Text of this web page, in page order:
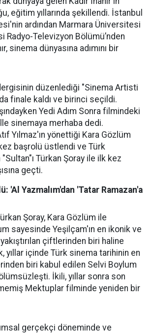
eğitim yıllarında şekillendi. İstanbul
ardından Marmara Üniversitesi
Radyo-Televizyon Bölümü’nden
sinema dünyasına adımını bir
düzenlediği "Sinema Artisti
finale kaldı ve birinci seçildi.
Yedi Adım Sonra filmindeki
sinemaya merhaba dedi.
Yılmaz'ın yönettiği Kara Gözlüm
başrolü üstlendi ve Türk
"Sultan"ı Türkan Şoray ile ilk kez
geçti.
'Al Yazmalım'dan 'Tatar Ramazan'a
Şoray, Kara Gözlüm ile
sayesinde Yeşilçam'ın en ikonik ve
çiftlerinden biri haline
yıllar içinde Türk sinema tarihinin en
biri kabul edilen Selvi Boylum
İkili, yıllar sonra son
Mektuplar filminde yeniden bir
gerçekçi döneminde ve